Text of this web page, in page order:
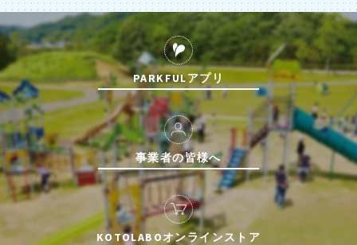
PARKFULアプリ
事業者の皆様へ
KOTOLABOオンラインストア